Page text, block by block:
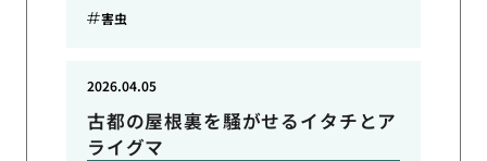
害虫
古都の屋根裏を騒がせるイタチとア
ライグマ
2026.04.05